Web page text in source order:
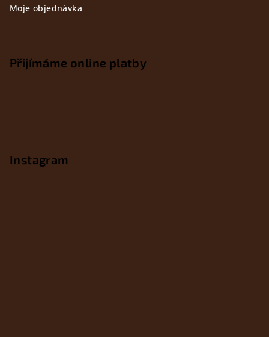
Moje objednávka
Přijímáme online platby
Instagram